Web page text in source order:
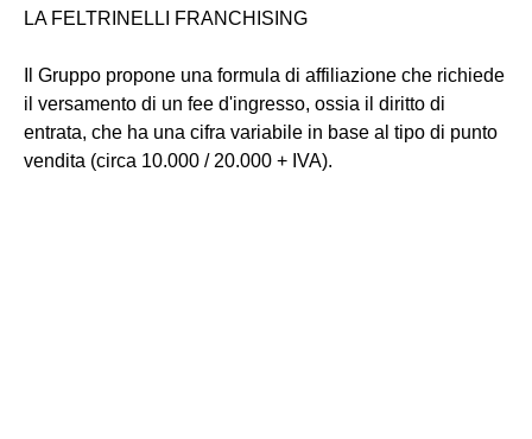
LA FELTRINELLI FRANCHISING
Il Gruppo propone una formula di affiliazione che richiede
il versamento di un fee d'ingresso, ossia il diritto di
entrata, che ha una cifra variabile in base al tipo di punto
vendita (circa 10.000 / 20.000 + IVA).